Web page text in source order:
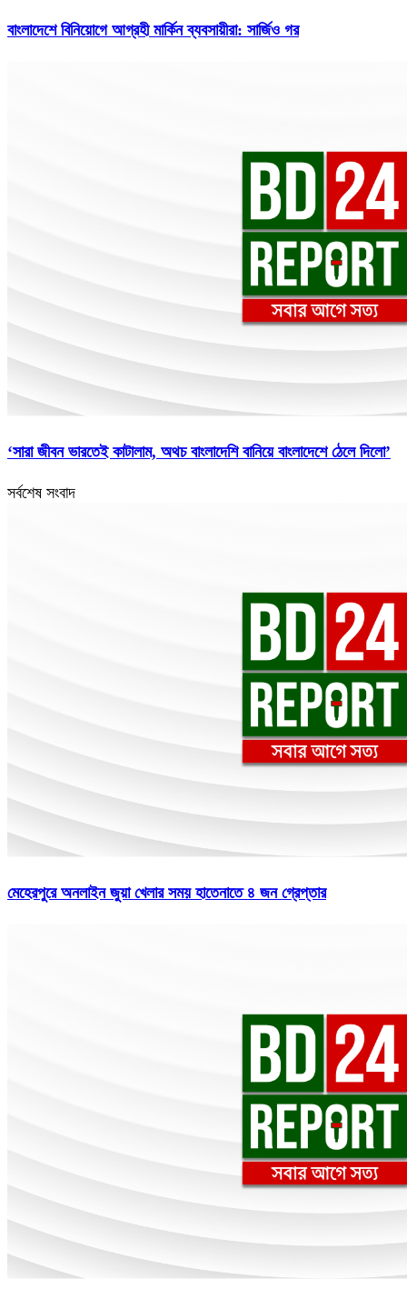
বাংলাদেশে বিনিয়োগে আগ্রহী মার্কিন ব্যবসায়ীরা: সার্জিও গর
‘সারা জীবন ভারতেই কাটালাম, অথচ বাংলাদেশি বানিয়ে বাংলাদেশে ঠেলে দিলো’
সর্বশেষ সংবাদ
মেহেরপুরে অনলাইন জুয়া খেলার সময় হাতেনাতে ৪ জন গ্রেপ্তার